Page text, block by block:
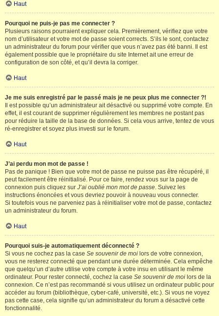
Haut
Pourquoi ne puis-je pas me connecter ?
Plusieurs raisons pourraient expliquer cela. Premièrement, vérifiez que votre
nom d’utilisateur et votre mot de passe soient corrects. S’ils le sont, contactez
un administrateur du forum pour vérifier que vous n’avez pas été banni. Il est
également possible que le propriétaire du site Internet ait une erreur de
configuration de son côté, et qu’il devra la corriger.
Haut
Je me suis enregistré par le passé mais je ne peux plus me connecter ?!
Il est possible qu’un administrateur ait désactivé ou supprimé votre compte. En
effet, il est courant de supprimer régulièrement les membres ne postant pas
pour réduire la taille de la base de données. Si cela vous arrive, tentez de vous
ré-enregistrer et soyez plus investi sur le forum.
Haut
J’ai perdu mon mot de passe !
Pas de panique ! Bien que votre mot de passe ne puisse pas être récupéré, il
peut facilement être réinitialisé. Pour ce faire, rendez vous sur la page de
connexion puis cliquez sur J’ai oublié mon mot de passe. Suivez les
instructions énoncées et vous devriez pouvoir à nouveau vous connecter.
Si toutefois vous ne parveniez pas à réinitialiser votre mot de passe, contactez
un administrateur du forum.
Haut
Pourquoi suis-je automatiquement déconnecté ?
Si vous ne cochez pas la case Se souvenir de moi lors de votre connexion,
vous ne resterez connecté que pendant une durée déterminée. Cela empêche
que quelqu’un d’autre utilise votre compte à votre insu en utilisant le même
ordinateur. Pour rester connecté, cochez la case Se souvenir de moi lors de la
connexion. Ce n’est pas recommandé si vous utilisez un ordinateur public pour
accéder au forum (bibliothèque, cyber-café, université, etc.). Si vous ne voyez
pas cette case, cela signifie qu’un administrateur du forum a désactivé cette
fonctionnalité.